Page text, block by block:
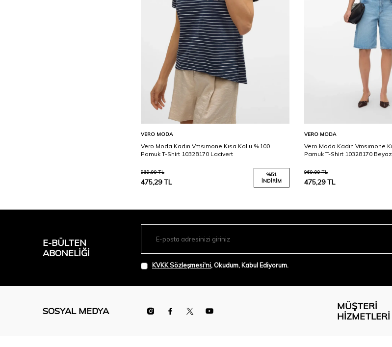
Sepete Ekle
VERO MODA
Vero Moda Kadın Vmsımone Kısa Kollu %100
Pamuk T-Shirt 10328170 Lacivert
969,99TL
475,29TL
%51
İNDIRIM
Sepete Ekle
VERO MODA
Vero Moda Kadın Vmsımone
Pamuk T-Shirt 10328170 Beyaz
969,99TL
475,29TL
E-BÜLTEN
ABONELIĞI
KVKK Sözleşmesi'ni, Okudum, Kabul Ediyorum.
SOSYAL MEDYA
MÜŞTERI
HIZMETLERI